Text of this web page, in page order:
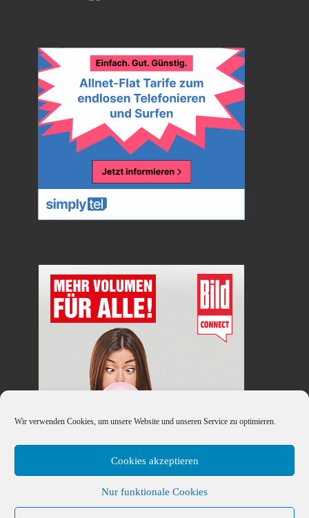
Wir verwenden Cookies, um unsere Website und unseren Service zu optimieren.
Cookies akzeptieren
Nur funktionale Cookies
© 2026Handy-DSL-Tarif.Info– Alle Rechte vorbehalten